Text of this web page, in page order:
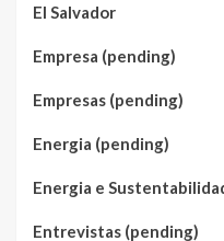
El Salvador
Empresa (pending)
Empresas (pending)
Energia (pending)
Energia e
Entrevistas (pending)